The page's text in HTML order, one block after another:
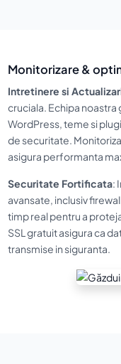
Monitorizare &
Intretinere si
cruciala. Echipa noastra
WordPress, teme si
de securitate.
asigura performanta
Securitate Fortificata:
avansate, inclusiv
timp real pentru a
SSL gratuit asigura ca
transmise in siguranta.